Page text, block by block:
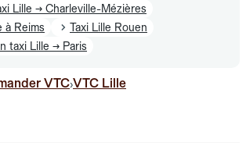
Lille → Charleville-Mézières
à Reims
Taxi Lille Rouen
taxi Lille → Paris
VTC›VTC Lille